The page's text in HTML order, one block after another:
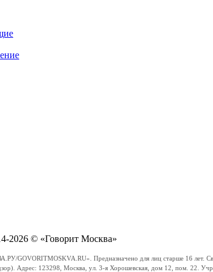
2026 © «Говорит Москва»
GOVORITMOSKVA.RU». Предназначено для лиц старше 16 лет.
Адрес: 123298, Москва, ул. 3-я Хорошевская, дом 12, пом. 22.